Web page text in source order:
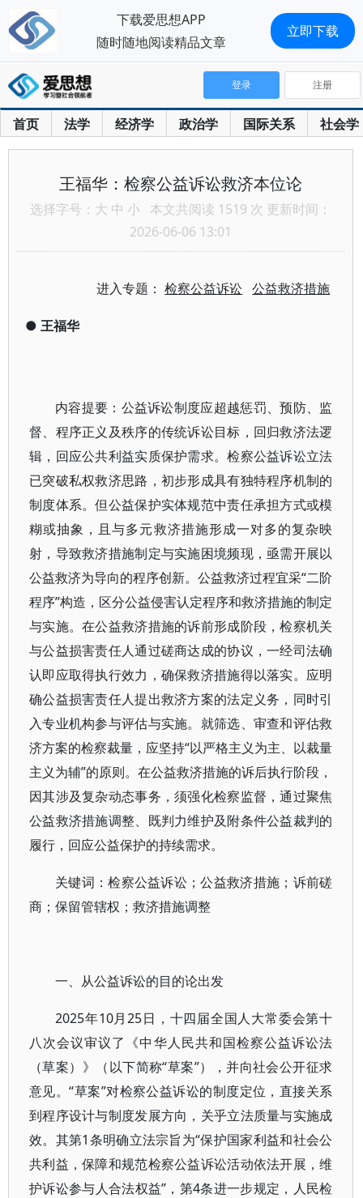
首页 法学 经济学 政治学 国际关系 社会学
登录 注册
王福华：检察公益诉讼救济本位论
选择字号： 大 中 小 本文共阅读 1519 次 更新时间：
2026-06-06 13:01
进入专题：检察公益诉讼 公益救济措施
● 王福华
内容提要：公益诉讼制度应超越惩罚、预防、监
督、程序正义及秩序的传统诉讼目标，回归救济法逻
辑，回应公共利益实质保护需求。检察公益诉讼立法
已突破私权救济思路，初步形成具有独特程序机制的
制度体系。但公益保护实体规范中责任承担方式或模
糊或抽象，且与多元救济措施形成一对多的复杂映
射，导致救济措施制定与实施困境频现，亟需开展以
公益救济为导向的程序创新。公益救济过程宜采“二阶
程序”构造，区分公益侵害认定程序和救济措施的制定
与实施。在公益救济措施的诉前形成阶段，检察机关
与公益损害责任人通过磋商达成的协议，一经司法确
认即应取得执行效力，确保救济措施得以落实。应明
确公益损害责任人提出救济方案的法定义务，同时引
入专业机构参与评估与实施。就筛选、审查和评估救
济方案的检察裁量，应坚持“以严格主义为主、以裁量
主义为辅”的原则。在公益救济措施的诉后执行阶段，
因其涉及复杂动态事务，须强化检察监督，通过聚焦
公益救济措施调整、既判力维护及附条件公益裁判的
履行，回应公益保护的持续需求。
关键词：检察公益诉讼；公益救济措施；诉前磋
商；保留管辖权；救济措施调整
一、从公益诉讼的目的论出发
2025年10月25日，十四届全国人大常委会第十
八次会议审议了《中华人民共和国检察公益诉讼法
（草案）》（以下简称“草案”），并向社会公开征求
意见。“草案”对检察公益诉讼的制度定位，直接关系
到程序设计与制度发展方向，关乎立法质量与实施成
效。其第1条明确立法宗旨为“保护国家利益和社会公
共利益，保障和规范检察公益诉讼活动依法开展，维
护诉讼参与人合法权益”，第4条进一步规定，人民检
下载爱思想APP
随时随地阅读精品文章
立即下载